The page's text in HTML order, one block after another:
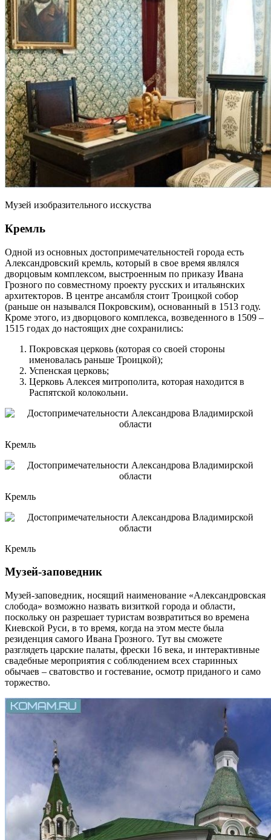
Музей изобразительного исскуства
Кремль
Одной из основных достопримечательностей города есть
Александровский кремль, который в свое время являлся
дворцовым комплексом, выстроенным по приказу Ивана
Грозного по совместному проекту русских и итальянских
архитекторов. В центре ансамбля стоит Троицкой собор
(раньше он назывался Покровским), основанный в 1513 году.
Кроме этого, из дворцового комплекса, возведенного в 1509 –
1515 годах до настоящих дне сохранились:
Покровская церковь (которая со своей стороны
именовалась раньше Троицкой);
Успенская церковь;
Церковь Алексея митрополита, которая находится в
Распятской колокольни.
Кремль
Кремль
Кремль
Музей-заповедник
Музей-заповедник, носящий наименование «Александровская
слобода» возможно назвать визиткой города и области,
поскольку он разрешает туристам возвратиться во времена
Киевской Руси, в то время, когда на этом месте была
резиденция самого Ивана Грозного. Тут вы сможете
разглядеть царские палаты, фрески 16 века, и интерактивные
свадебные мероприятия с соблюдением всех старинных
обычаев – сватовство и гостевание, осмотр приданого и само
торжество.